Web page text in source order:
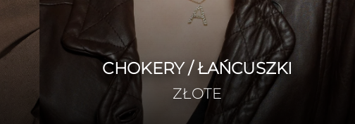
CHOKERY / ŁAŃCUSZKI
ZŁOTE